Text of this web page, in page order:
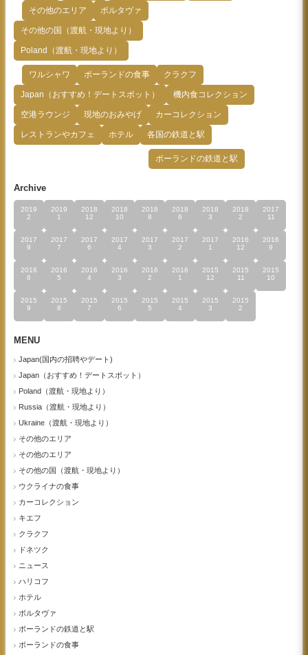
その他のエリア ポルタヴァ
その他の国（渡航・現地より）
Poland（渡航・現地より）
ワルシャワ ポーランドの食事 クラクフ
Japan（おすすめ！デートスポット） 機内食コレクション
空港ラウンジ 現地のおみやげ カーコレクション
レストランやカフェ ホテル 各国の鉄道と駅
ポーランドの鉄道と駅
Archive
2019
2
2019
1
2018
12
2018
10
2018
8
2018
6
2018
3
2018
2
2017
11
2017
9
2017
7
2017
6
2017
4
2017
3
2017
2
2017
1
2016
12
2016
9
2016
6
2016
5
2016
4
2016
3
2016
2
2016
1
2015
12
2015
11
2015
10
2015
9
2015
8
2015
7
2015
6
2015
5
2015
4
2015
3
2015
2
MENU
Japan(国内の招聘やデート)
Japan（おすすめ！デートスポット）
Poland（渡航・現地より）
Russia（渡航・現地より）
Ukraine（渡航・現地より）
その他のエリア
その他のエリア
その他の国（渡航・現地より）
ウクライナの食事
カーコレクション
キエフ
クラクフ
ドネツク
ニュース
ハリコフ
ホテル
ポルタヴァ
ポーランドの鉄道と駅
ポーランドの食事